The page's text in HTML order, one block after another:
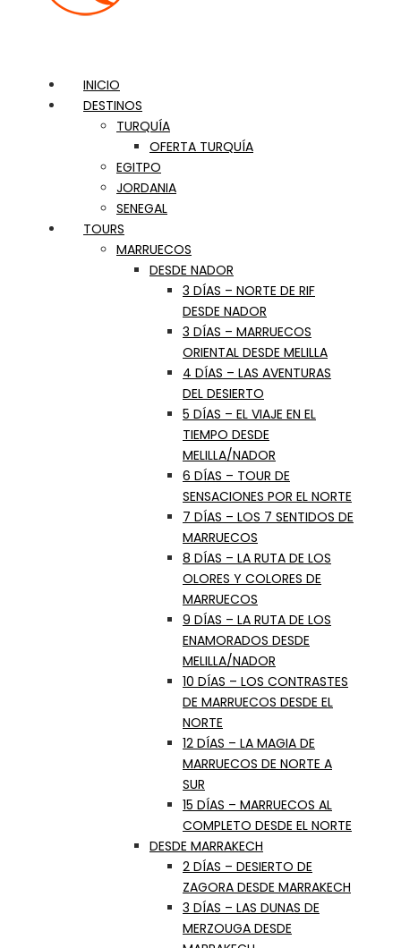
INICIO
DESTINOS
TURQUÍA
OFERTA TURQUÍA
EGITPO
JORDANIA
SENEGAL
TOURS
MARRUECOS
DESDE NADOR
3 DÍAS – NORTE DE RIF
DESDE NADOR
3 DÍAS – MARRUECOS
ORIENTAL DESDE MELILLA
4 DÍAS – LAS AVENTURAS
DEL DESIERTO
5 DÍAS – EL VIAJE EN EL
TIEMPO DESDE
MELILLA/NADOR
6 DÍAS – TOUR DE
SENSACIONES POR EL NORTE
7 DÍAS – LOS 7 SENTIDOS DE
MARRUECOS
8 DÍAS – LA RUTA DE LOS
OLORES Y COLORES DE
MARRUECOS
9 DÍAS – LA RUTA DE LOS
ENAMORADOS DESDE
MELILLA/NADOR
10 DÍAS – LOS CONTRASTES
DE MARRUECOS DESDE EL
NORTE
12 DÍAS – LA MAGIA DE
MARRUECOS DE NORTE A
SUR
15 DÍAS – MARRUECOS AL
COMPLETO DESDE EL NORTE
DESDE MARRAKECH
2 DÍAS – DESIERTO DE
ZAGORA DESDE MARRAKECH
3 DÍAS – LAS DUNAS DE
MERZOUGA DESDE